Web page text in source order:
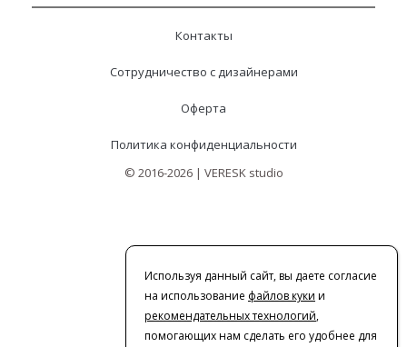
Контакты
Сотрудничество с дизайнерами
Оферта
Политика конфиденциальности
© 2016-2026 | VERESK studio
Используя данный сайт, вы даете согласие
на использование файлов куки и
рекомендательных технологий,
помогающих нам сделать его удобнее для